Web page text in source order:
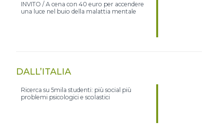
INVITO / A cena con 40 euro per accendere
una luce nel buio della malattia mentale
DALL’ITALIA
Ricerca su 5mila studenti: più social più
problemi psicologici e scolastici